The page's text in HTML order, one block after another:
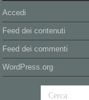
Accedi
Feed dei contenuti
Feed dei commenti
WordPress.org